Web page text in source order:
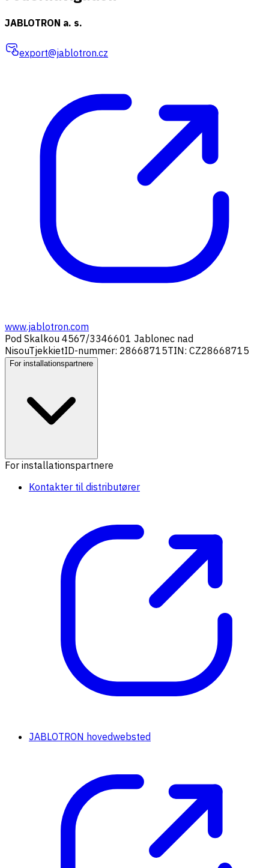
JABLOTRON a. s.
export@jablotron.cz
www.jablotron.com
Pod Skalkou 4567/3346601 Jablonec nad
NisouTjekkietID-nummer: 28668715TIN: CZ28668715
For installationspartnere
For installationspartnere
Kontakter til distributører
JABLOTRON hovedwebsted